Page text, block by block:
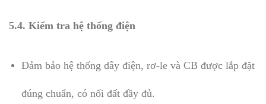
5.4. Kiểm tra hệ thống điện
Đảm bảo hệ thống dây điện, rơ-le và CB được lắp đặt
đúng chuẩn, có nối đất đầy đủ.